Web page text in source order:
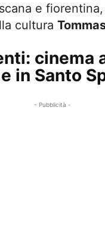
e
cultura
cinema
in Santo
- Pubblicità -